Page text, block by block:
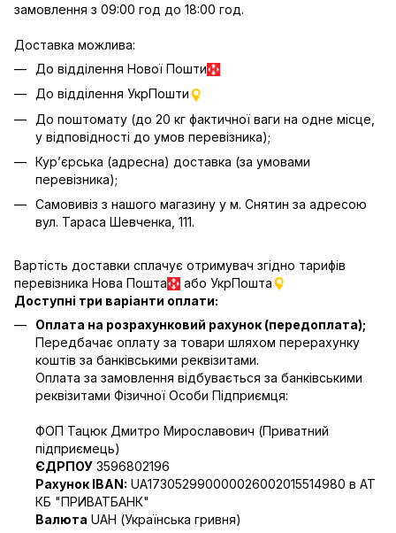
замовлення з 09:00 год до 18:00 год.
Доставка можлива:
До відділення Нової Пошти
До відділення УкрПошти
До поштомату (до 20 кг фактичної ваги на одне місце,
у відповідності до умов перевізника);
Кур’єрська (адресна) доставка (за умовами
перевізника);
Самовивіз з нашого магазину у м. Снятин за адресою
вул. Тараса Шевченка, 111.
Вартість доставки сплачує отримувач згідно тарифів
перевізника Нова Пошта
або УкрПошта
Доступні три варіанти оплати:
Оплата на розрахунковий рахунок (передоплата);
Передбачає оплату за товари шляхом перерахунку
коштів за банківськими реквізитами.
Оплата за замовлення відбувається за банківськими
реквізитами Фізичної Особи Підприємця:
ФОП Тацюк Дмитро Мирославович (Приватний
пiдприємець)
ЄДРПОУ 3596802196
Рахунок IBAN: UA173052990000026002015514980 в АТ
КБ "ПРИВАТБАНК"
Валюта UAH (Українська гривня)